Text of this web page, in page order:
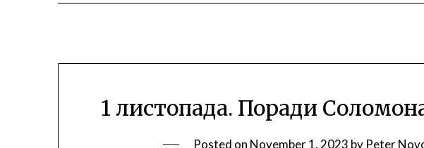
1 листопада. Поради
Posted on November 1, 2023 by Peter